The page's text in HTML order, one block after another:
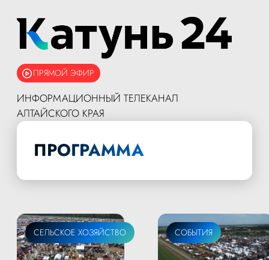
ПРЯМОЙ ЭФИР
ИНФОРМАЦИОННЫЙ ТЕЛЕКАНАЛ
АЛТАЙСКОГО КРАЯ
ПРОГРАММА
СЕЛЬСКОЕ ХОЗЯЙСТВО СОБЫТИЯ